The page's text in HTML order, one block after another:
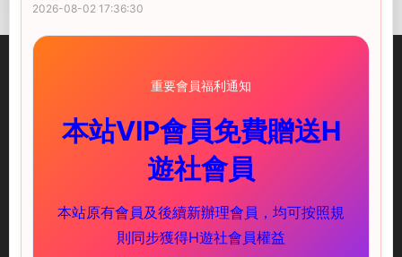
illusion中國-I社中國官方網站
服務支持
新手必讀
下載教程
2026-08-02 17:36:30
重要會員福利通知
本站VIP會員免費贈送H
遊社會員
本站原有會員及後續新辦理會員，均可按照規
則同步獲得H遊社會員權益